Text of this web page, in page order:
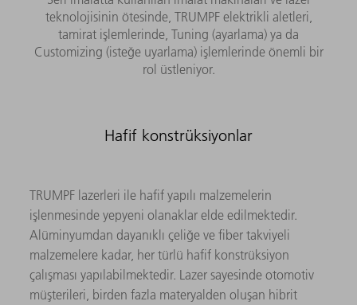
teknolojisinin ötesinde, TRUMPF elektrikli aletleri,
tamirat işlemlerinde, Tuning (ayarlama) ya da
Customizing (isteğe uyarlama) işlemlerinde önemli bir
rol üstleniyor.
Hafif konstrüksiyonlar
TRUMPF lazerleri ile hafif yapılı malzemelerin
işlenmesinde yepyeni olanaklar elde edilmektedir.
Alüminyumdan dayanıklı çeliğe ve fiber takviyeli
malzemelere kadar, her türlü hafif konstrüksiyon
çalışması yapılabilmektedir. Lazer sayesinde otomotiv
müşterileri, birden fazla materyalden oluşan hibrit